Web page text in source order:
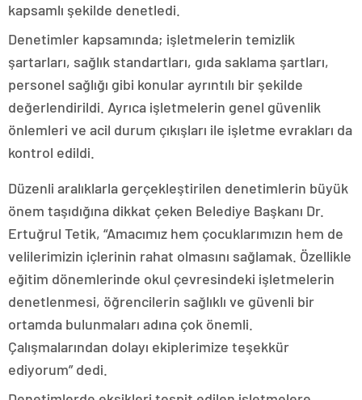
kapsamlı şekilde denetledi.
Denetimler kapsamında; işletmelerin temizlik
şartarları, sağlık standartları, gıda saklama şartları,
personel sağlığı gibi konular ayrıntılı bir şekilde
değerlendirildi. Ayrıca işletmelerin genel güvenlik
önlemleri ve acil durum çıkışları ile işletme evrakları da
kontrol edildi.
Düzenli aralıklarla gerçekleştirilen denetimlerin büyük
önem taşıdığına dikkat çeken Belediye Başkanı Dr.
Ertuğrul Tetik, “Amacımız hem çocuklarımızın hem de
velilerimizin içlerinin rahat olmasını sağlamak. Özellikle
eğitim dönemlerinde okul çevresindeki işletmelerin
denetlenmesi, öğrencilerin sağlıklı ve güvenli bir
ortamda bulunmaları adına çok önemli.
Çalışmalarından dolayı ekiplerimize teşekkür
ediyorum” dedi.